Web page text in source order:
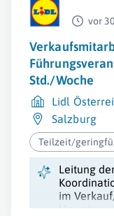
vor
Std./Woche
Lidl
Salzburg
Teilzeit/
Leitung
im